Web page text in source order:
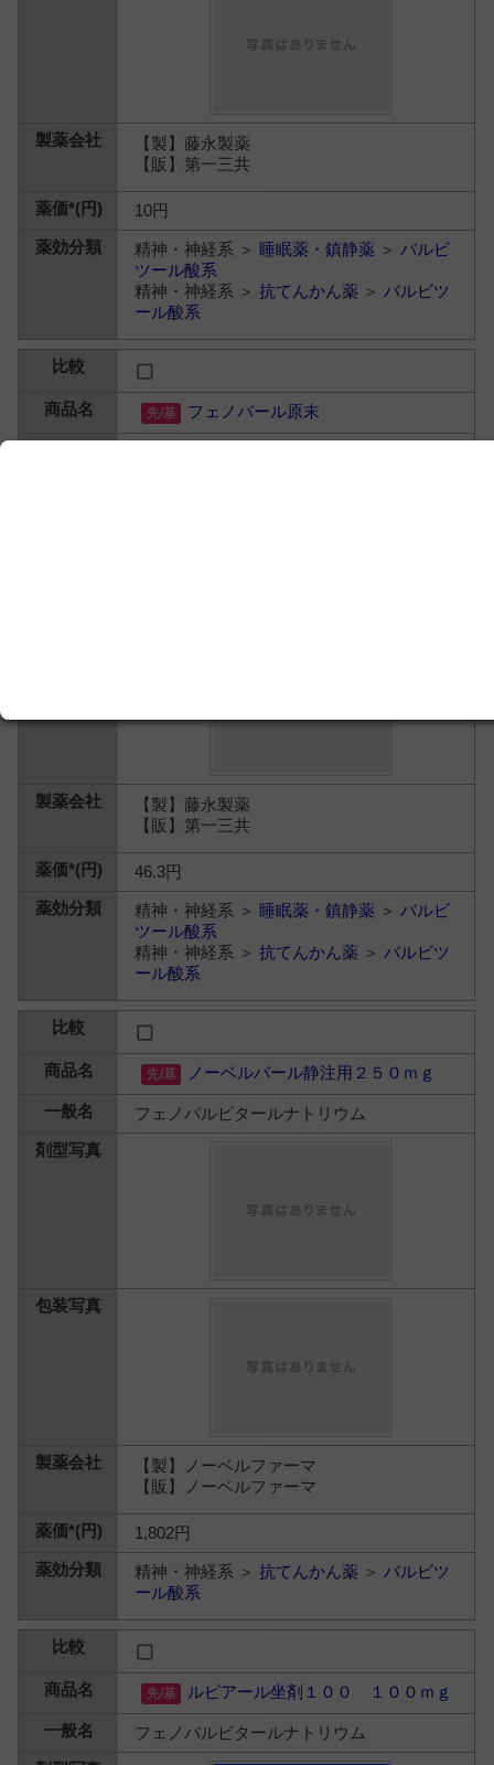
【製】藤永製薬
【販】第一三共
10円
精神・神経系 ＞ 睡眠薬・鎮静薬 ＞ バルビ
ツール酸系
精神・神経系 ＞抗てんかん薬 ＞ バルビツ
ール酸系
フェノバール原末
【製】藤永製薬
【販】第一三共
46.3円
精神・神経系 ＞ 睡眠薬・鎮静薬 ＞ バルビ
ツール酸系
精神・神経系 ＞抗てんかん薬 ＞ バルビツ
ール酸系
ノーベルバール静注用２５０ｍｇ
フェノバルビタールナトリウム
【製】ノーベルファーマ
【販】ノーベルファーマ
1,802円
精神・神経系 ＞抗てんかん薬 ＞ バルビツ
ール酸系
ルピアール坐剤１００ １００ｍｇ
フェノバルビタールナトリウム